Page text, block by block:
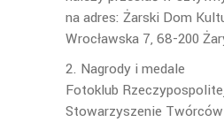
na adres: Żarski Dom
Wrocławska 7, 68-200
2. Nagrody i medale
Fotoklub
Stowarzyszenie Twórców